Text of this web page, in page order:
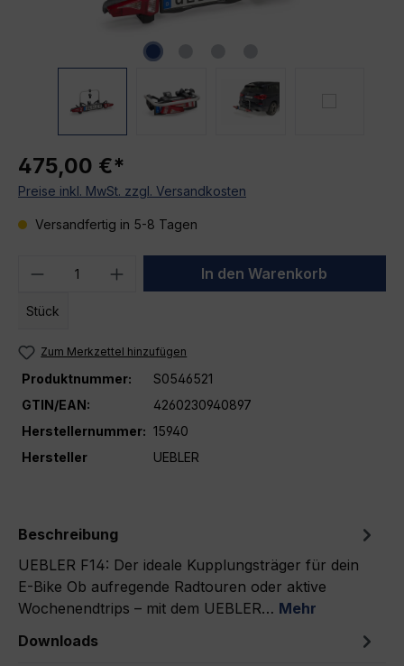
475,00 €*
Preise inkl. MwSt. zzgl. Versandkosten
Versandfertig in 5-8 Tagen
Produkt Anzahl: Gib den
Stück
In den Warenkorb
Zum Merkzettel hinzufügen
Produktnummer:
S0546521
GTIN/EAN:
4260230940897
Herstellernummer: 15940
Hersteller
UEBLER
Beschreibung
UEBLER F14: Der ideale Kupplungsträger für dein
E-Bike Ob aufregende Radtouren oder aktive
Wochenendtrips – mit dem UEBLER… Mehr
Downloads